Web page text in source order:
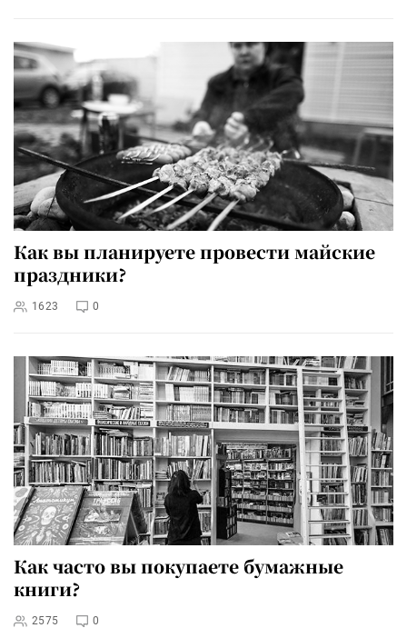
Как вы планируете провести майские
праздники?
1623 0
Как часто вы покупаете бумажные
книги?
2575 0